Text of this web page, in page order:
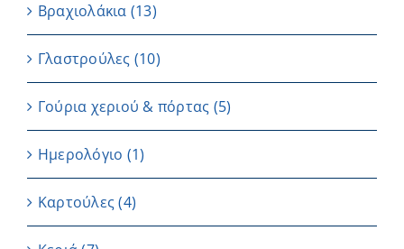
Βραχιολάκια (13)
Γλαστρούλες (10)
Γούρια χεριού & πόρτας (5)
Ημερολόγιο (1)
Καρτούλες (4)